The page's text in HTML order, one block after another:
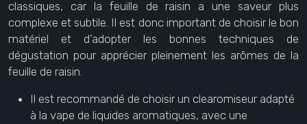
classiques, car la feuille de raisin a une saveur plus
complexe et subtile. Il est donc important de choisir le bon
matériel et d’adopter les bonnes techniques de
dégustation pour apprécier pleinement les arômes de la
feuille de raisin.
Il est recommandé de choisir un clearomiseur adapté
à la vape de liquides aromatiques, avec une